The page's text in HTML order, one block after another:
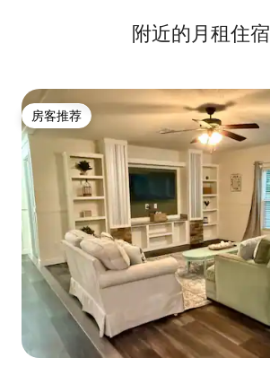
附近的月租住宿
房客推荐
房客推荐